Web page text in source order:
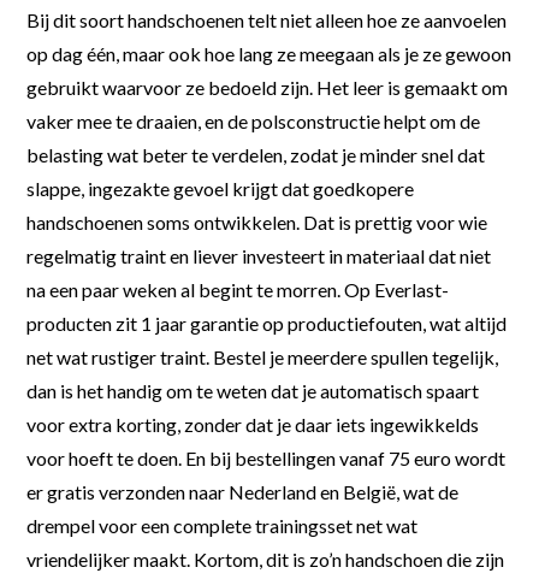
Bij dit soort handschoenen telt niet alleen hoe ze aanvoelen
op dag één, maar ook hoe lang ze meegaan als je ze gewoon
gebruikt waarvoor ze bedoeld zijn. Het leer is gemaakt om
vaker mee te draaien, en de polsconstructie helpt om de
belasting wat beter te verdelen, zodat je minder snel dat
slappe, ingezakte gevoel krijgt dat goedkopere
handschoenen soms ontwikkelen. Dat is prettig voor wie
regelmatig traint en liever investeert in materiaal dat niet
na een paar weken al begint te morren. Op Everlast-
producten zit 1 jaar garantie op productiefouten, wat altijd
net wat rustiger traint. Bestel je meerdere spullen tegelijk,
dan is het handig om te weten dat je automatisch spaart
voor extra korting, zonder dat je daar iets ingewikkelds
voor hoeft te doen. En bij bestellingen vanaf 75 euro wordt
er gratis verzonden naar Nederland en België, wat de
drempel voor een complete trainingsset net wat
vriendelijker maakt. Kortom, dit is zo’n handschoen die zijn